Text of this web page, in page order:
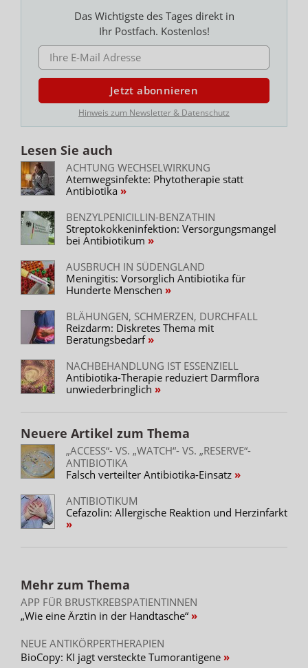
Das Wichtigste des Tages direkt in
Ihr Postfach. Kostenlos!
E-MAIL ADRESSE
Jetzt abonnieren
Hinweis zum Newsletter & Datenschutz
Lesen Sie auch
ACHTUNG WECHSELWIRKUNG
Atemwegsinfekte: Phytotherapie statt
Antibiotika
BENZYLPENICILLIN-BENZATHIN
Streptokokkeninfektion: Versorgungsmangel
bei Antibiotikum
AUSBRUCH IN SÜDENGLAND
Meningitis: Vorsorglich Antibiotika für
Hunderte Menschen
BLÄHUNGEN, SCHMERZEN, DURCHFALL
Reizdarm: Diskretes Thema mit
Beratungsbedarf
NACHBEHANDLUNG IST ESSENZIELL
Antibiotika-Therapie reduziert Darmflora
unwiederbringlich
Neuere Artikel zum Thema
„ACCESS“- VS. „WATCH“- VS. „RESERVE“-
ANTIBIOTIKA
Falsch verteilter Antibiotika-Einsatz
ANTIBIOTIKUM
Cefazolin: Allergische Reaktion und Herzinfarkt
Mehr zum Thema
APP FÜR BRUSTKREBSPATIENTINNEN
„Wie eine Ärztin in der Handtasche“
NEUE ANTIKÖRPERTHERAPIEN
BioCopy: KI jagt versteckte Tumorantigene